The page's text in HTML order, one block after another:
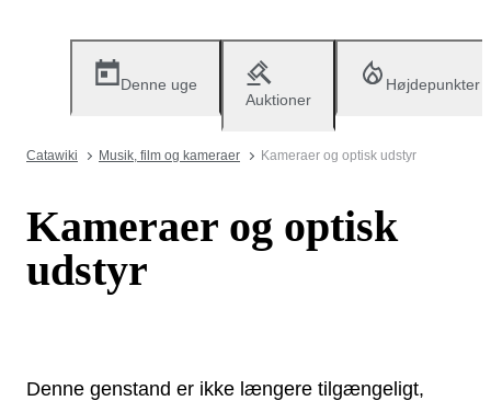
Denne uge
Auktioner
Højdepunkter
Catawiki Musik, film og kameraer Kameraer og optisk udstyr
Kameraer og optisk
udstyr
Denne genstand er ikke længere tilgængeligt,